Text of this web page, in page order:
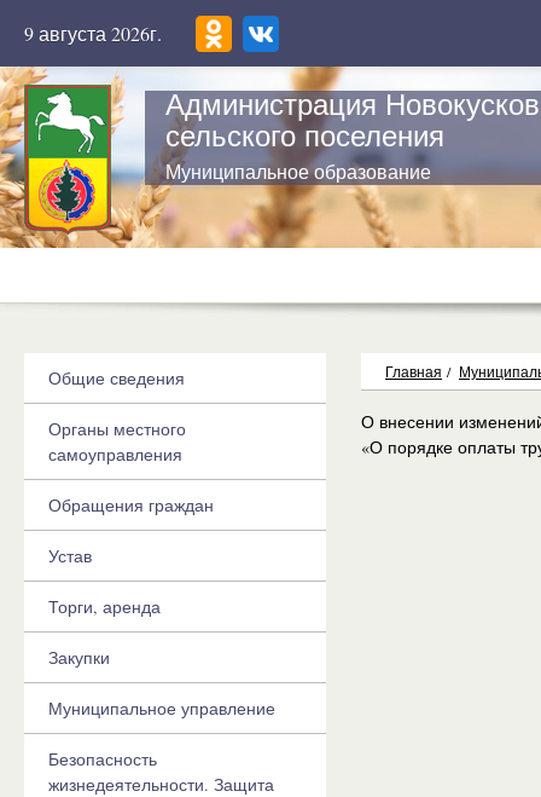
9 августа 2026г.
Администрация
сельского поселения
Муниципальное образование
Главная /
О внесении
«О порядке оплаты
Общие сведения
Органы местного
самоуправления
Обращения граждан
Устав
Торги, аренда
Закупки
Муниципальное управление
Безопасность
жизнедеятельности. Защита